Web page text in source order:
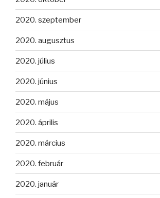
2020. szeptember
2020. augusztus
2020. július
2020. június
2020. május
2020. április
2020. március
2020. február
2020. január